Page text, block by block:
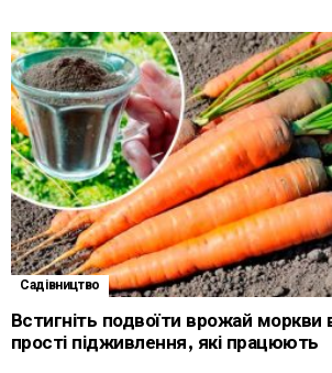
Садівництво
Встигніть подвоїти врожай моркви
прості підживлення, які працюють